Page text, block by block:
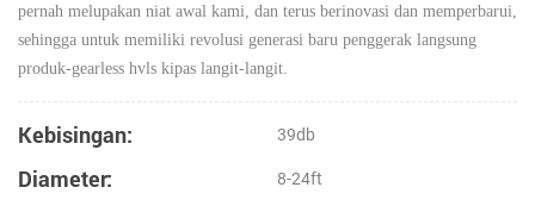
pernah melupakan niat awal kami, dan terus berinovasi dan memperbarui,
sehingga untuk memiliki revolusi generasi baru penggerak langsung
produk-gearless hvls kipas langit-langit.
Kebisingan: 39db
Diameter: 8-24ft